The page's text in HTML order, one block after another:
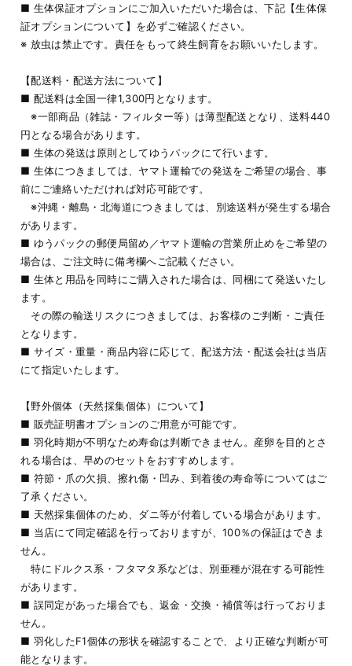
■ 生体保証オプションにご加入いただいた場合は、下記【生体保
証オプションについて】を必ずご確認ください。
※ 放虫は禁止です。責任をもって終生飼育をお願いいたします。
【配送料・配送方法について】
■ 配送料は全国一律1,300円となります。
※一部商品（雑誌・フィルター等）は薄型配送となり、送料440
円となる場合があります。
■ 生体の発送は原則としてゆうパックにて行います。
■ 生体につきましては、ヤマト運輸での発送をご希望の場合、事
前にご連絡いただければ対応可能です。
※沖縄・離島・北海道につきましては、別途送料が発生する場合
があります。
■ ゆうパックの郵便局留め／ヤマト運輸の営業所止めをご希望の
場合は、ご注文時に備考欄へご記載ください。
■ 生体と用品を同時にご購入された場合は、同梱にて発送いたし
ます。
その際の輸送リスクにつきましては、お客様のご判断・ご責任
となります。
■ サイズ・重量・商品内容に応じて、配送方法・配送会社は当店
にて指定いたします。
【野外個体（天然採集個体）について】
■ 販売証明書オプションのご用意が可能です。
■ 羽化時期が不明なため寿命は判断できません。産卵を目的とさ
れる場合は、早めのセットをおすすめします。
■ 符節・爪の欠損、擦れ傷・凹み、到着後の寿命等についてはご
了承ください。
■ 天然採集個体のため、ダニ等が付着している場合があります。
■ 当店にて同定確認を行っておりますが、100％の保証はできま
せん。
特にドルクス系・フタマタ系などは、別亜種が混在する可能性
があります。
■ 誤同定があった場合でも、返金・交換・補償等は行っておりま
せん。
■ 羽化したF1個体の形状を確認することで、より正確な判断が可
能となります。